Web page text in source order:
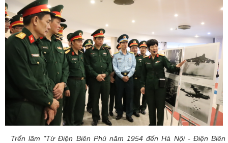
Trển lãm "Từ Điện Biên Phủ năm 1954 đến Hà Nội - Điện Biên